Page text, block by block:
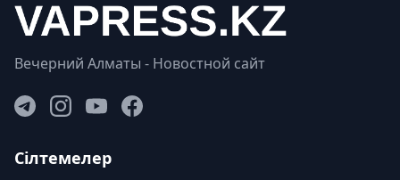
Вечерний Алматы - Новостной сайт
Сілтемелер